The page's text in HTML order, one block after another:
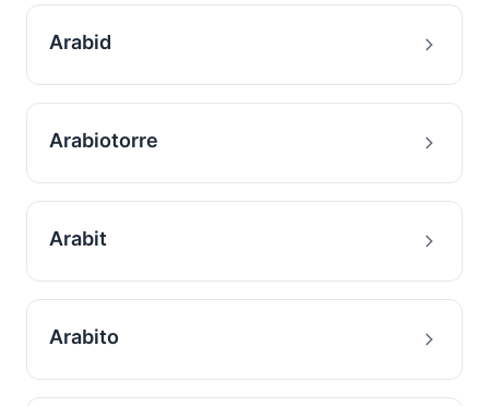
Arabid
Arabiotorre
Arabit
Arabito